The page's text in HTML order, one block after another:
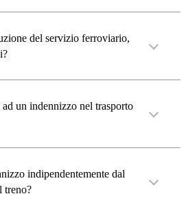
del servizio ferroviario,
un indennizzo nel trasporto
indipendentemente dal
treno?